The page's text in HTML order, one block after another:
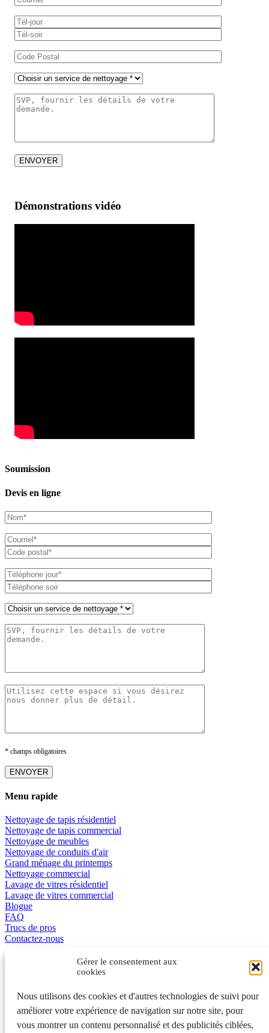
Gérer le consentement aux
cookies
Nous utilisons des cookies et d'autres technologies de suivi pour
améliorer votre expérience de navigation sur notre site, pour
vous montrer un contenu personnalisé et des publicités ciblées,
Démonstrations vidéo
Soumission
Devis en ligne
* champs obligatoires
Menu rapide
Nettoyage de tapis résidentiel
Nettoyage de tapis commercial
Nettoyage de meubles
Nettoyage de conduits d'air
Grand ménage du printemps
Nettoyage commercial
Lavage de vitres résidentiel
Lavage de vitres commercial
Blogue
FAQ
Trucs de pros
Contactez-nous
English